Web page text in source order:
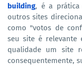
building, é a prática
outros sites
como "votos de
seu site é relevante
qualidade um site
consequentemente,